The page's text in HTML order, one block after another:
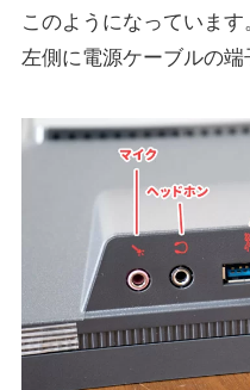
このようになっていま
左側に電源ケーブルの端